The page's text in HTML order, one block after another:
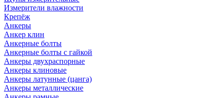
Измерители влажности
Крепёж
Анкеры
Анкер клин
Анкерные болты
Анкерные болты с гайкой
Анкеры двухраспорные
Анкеры клиновые
Анкеры латунные (цанга)
Анкеры металлические